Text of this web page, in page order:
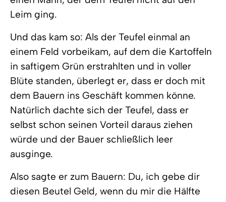
Leim ging.
Und das kam so: Als der Teufel einmal an
einem Feld vorbeikam, auf dem die Kartoffeln
in saftigem Grün erstrahlten und in voller
Blüte standen, überlegt er, dass er doch mit
dem Bauern ins Geschäft kommen könne.
Natürlich dachte sich der Teufel, dass er
selbst schon seinen Vorteil daraus ziehen
würde und der Bauer schließlich leer
ausginge.
Also sagte er zum Bauern: Du, ich gebe dir
diesen Beutel Geld, wenn du mir die Hälfte